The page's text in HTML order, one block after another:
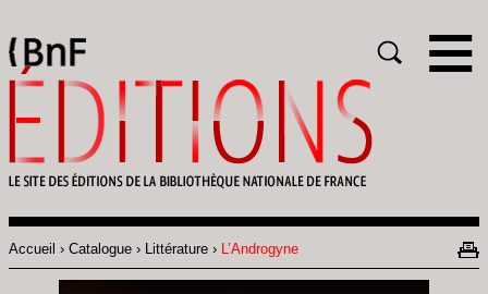
Fil
d'Ariane
Accueil Catalogue Littérature L’Androgyne